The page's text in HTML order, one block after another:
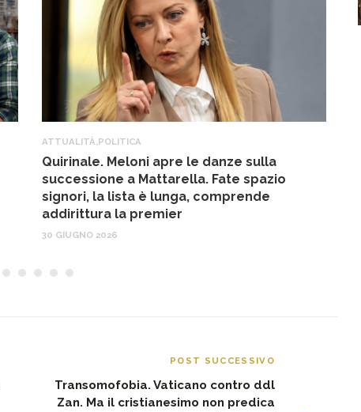
ATTUALITÀ,POLITICA
Quirinale. Meloni apre le danze sulla
successione a Mattarella. Fate spazio
signori, la lista è lunga, comprende
addirittura la premier
30 GIUGNO 2026
POST SUCCESSIVO
Transomofobia. Vaticano contro ddl
Zan. Ma il cristianesimo non predica